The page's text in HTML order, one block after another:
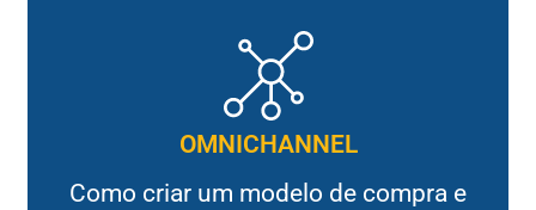
OMNICHANNEL
Como criar um modelo de compra e